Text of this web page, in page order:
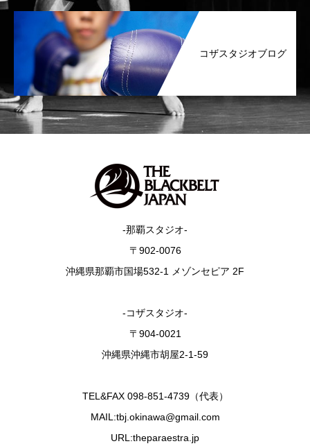
コザスタジオブログ
-那覇スタジオ-
〒902-0076
沖縄県那覇市国場532-1 メゾンセピア 2F
-コザスタジオ-
〒904-0021
沖縄県沖縄市胡屋2-1-59
TEL&FAX 098-851-4739（代表）
MAIL:tbj.okinawa@gmail.com
URL:theparaestra.jp